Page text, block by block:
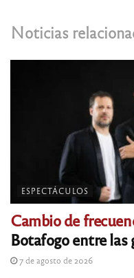
Noticias
ESPECTÁCULOS
Cambio de
Botafogo entre las
7 de agosto de 2026